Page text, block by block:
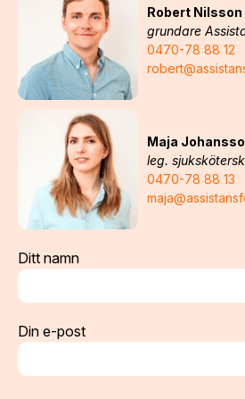
Robert Nilsson
grundare
0470-78 88 12
Maja
leg.
0470-78 88 13
Ditt namn
Din e-post